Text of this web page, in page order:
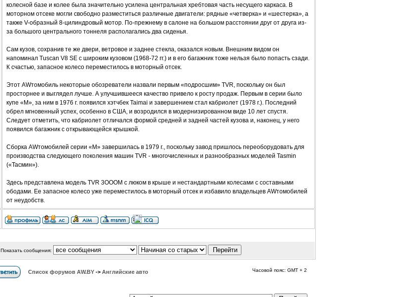
колесной базе и колее была значительно усилена центральная хребтовая часть несущего каркаса. В
моторном отсеке могли свободно разместиться различные двигатели: рядные «четверка» и «шестерка», а
также V-образный 8-цилиндровый мотор. По-прежнему в салоне на большом расстоянии друг от друга из-
за большого центрального тоннеля располагались два сиденья.
Сам кузов, сохранив те же двери, ветровое и заднее стекла, оказался новым. Внешним видом он
напоминал Tuscan V8 SE с широким кузовом (1968-72 гг.) и в его багажник тоже нельзя было попасть сзади.
К счастью, запасное колесо переместилось в моторный отсек.
Этот AWтомобиль некоторые обозреватели назвали первым «подросшим» TVR, поскольку он был
просторнее и выглядел лучше. А улучшившееся качество привело к росту продаж. Первым в серии было
купе «М», за ним в 1976 г. появился хэтчбек Taimai и завершением стал кабриолет (1978 г.). Последний
обрел мгновенный успех, особенно в США, и возродился в модернизированном виде 10 лет спустя.
Следует отметить, что кабриолет отличался формой средней и задней частей кузова и, наконец, у него
появился багажник с открывающейся крышкой.
Сборка AWтомобилей серии «М» завершилась в 1979 г., поскольку завод пришлось переоборудовать для
производства следующего поколения машин TVR - многочисленных и разнообразных моделей Tasmin
(«Тасмин»).
Здесь представлена модель TVR 3ОООМ с люком в крыше и нестандартными колесами с составными
ободами. Ее запасное колесо уже переместилось в моторный отсек и избавило владельцев AWтомобилей
от неудобств.
Показать сообщения:
Список форумов АW.BY -> Английские авто Часовой пояс: GMT + 2